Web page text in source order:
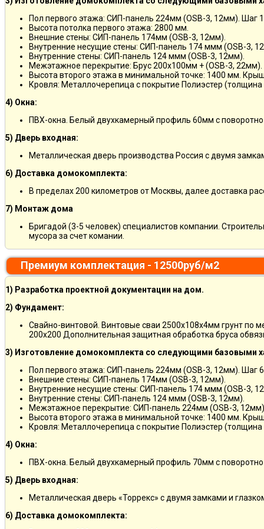
Пол первого этажа: СИП-панель 224мм (OSB-3, 12мм). Шаг
Высота потолка первого этажа: 2800 мм.
Внешние стены: СИП-панель 174мм (OSB-3, 12мм).
Внутренние несущие стены: СИП-панель 174 ммм (OSB-3,
Внутренние стены: СИП-панель 124 ммм (OSB-3, 12мм).
Межэтажное перекрытие: Брус 200х100мм + (OSB-3, 22мм).
Высота второго этажа в минимальной точке: 1400 мм.
Кровля: Металлочерепица с покрытие Полиэстер
4) Окна:
ПВХ-окна. Белый двухкамерный профиль 60мм с
5) Дверь входная:
Металлическая дверь производства Россия с двумя
6) Доставка домокомплекта:
В пределах 200 километров от Москвы, далее доставка
7) Монтаж дома
Бригадой (3-5 человек) специалистов компании.
мусора за счет комании.
Премиум комплектация - 12500руб/м2
1) Разработка проектной документации на дом.
2) Фундамент:
Свайно-винтовой. Винтовые сваи 2500х108х4мм грунт по
200х200 Дополнительная защитная обработка бруса
3) Изготовление домокомплекта со следующими базовыми
Пол первого этажа: СИП-панель 224мм (OSB-3, 12мм). Шаг
Внешние стены: СИП-панель 174мм (OSB-3, 12мм).
Внутренние несущие стены: СИП-панель 174 ммм (OSB-3,
Внутренние стены: СИП-панель 124 ммм (OSB-3, 12мм).
Межэтажное перекрытие: СИП-панель 224мм (OSB-3,
Высота второго этажа в минимальной точке: 1400 мм.
Кровля: Металлочерепица с покрытие Полиэстер
4) Окна:
ПВХ-окна. Белый двухкамерный профиль 70мм с
5) Дверь входная:
Металлическая дверь «Торрекс» с двумя замками и
6) Доставка домокомплекта: